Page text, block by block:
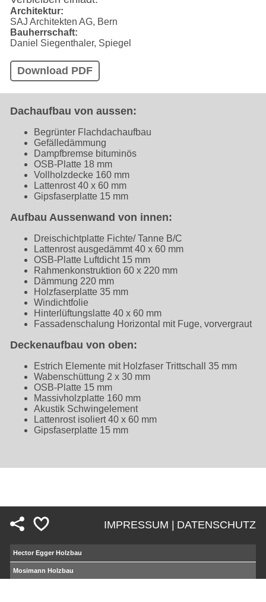
Architektur
SAJ Architekten AG, Bern
Bauherrschaft
Daniel Siegenthaler, Spiegel
Download PDF
Dachaufbau von aussen:
Begrünter Flachdachaufbau
Gefälledämmung
Dampfbremse bituminös
OSB-Platte 18 mm
Vollholzdecke 160 mm
Lattenrost 40 x 60 mm
Gipsfaserplatte 15 mm
Aufbau Aussenwand von innen:
Dreischichtplatte Fichte/ Tanne B/C
Lattenrost ausgedämmt 40 x 60 mm
OSB-Platte Luftdicht 15 mm
Rahmenkonstruktion 60 x 220 mm
Dämmung 220 mm
Holzfaserplatte 35 mm
Windichtfolie
Hinterlüftungslatte 40 x 60 mm
Fassadenschalung Horizontal mit Fuge, vorvergraut
Deckenaufbau von oben:
Estrich Elemente mit Holzfaser Trittschall 35 mm
Wabenschüttung 2 x 30 mm
OSB-Platte 15 mm
Massivholzplatte 160 mm
Akustik Schwingelement
Lattenrost isoliert 40 x 60 mm
Gipsfaserplatte 15 mm
Fußzeile
IMPRESSUM | DATENSCHUTZ
Hector Egger Holzbau
Mosimann Holzbau